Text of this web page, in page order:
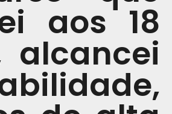
aos 18
alcancei